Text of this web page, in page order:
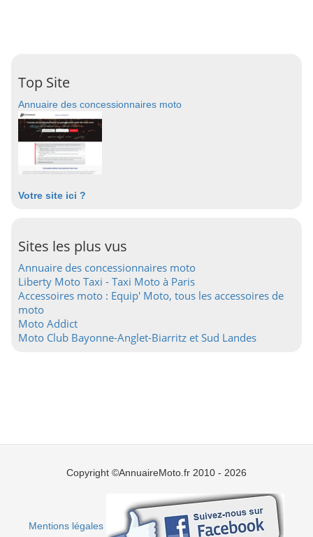
Top Site
Annuaire des concessionnaires moto
Votre site ici ?
Sites les plus vus
Annuaire des concessionnaires moto
Liberty Moto Taxi - Taxi Moto à Paris
Accessoires moto : Equip' Moto, tous les accessoires de
moto
Moto Addict
Moto Club Bayonne-Anglet-Biarritz et Sud Landes
Copyright ©AnnuaireMoto.fr 2010 - 2026
Mentions légales